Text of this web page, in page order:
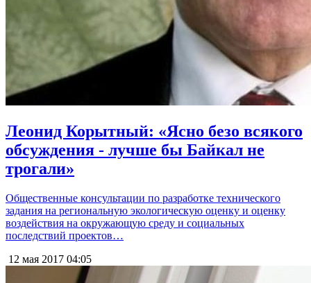
Леонид Корытный: «Ясно безо всякого
обсуждения - лучше бы Байкал не
трогали»
Общественные консультации по разработке технического
задания на региональную экологическую оценку и оценку
воздействия на окружающую среду и социальных
последствий проектов…
12 мая 2017 04:05